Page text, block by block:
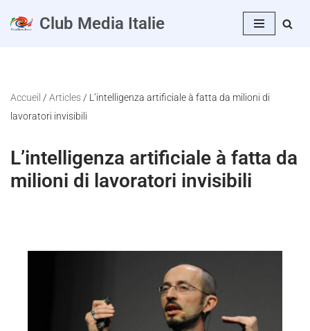
Club Media Italie
Accueil / Articles / L’intelligenza artificiale à fatta da milioni di
lavoratori invisibili
L’intelligenza artificiale à fatta da
milioni di lavoratori invisibili